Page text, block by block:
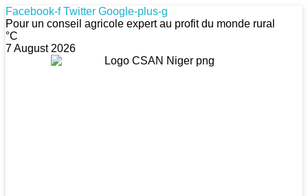
Facebook-f Twitter Google-plus-g
Pour un conseil agricole expert au profit du monde rural
°C
7 August 2026